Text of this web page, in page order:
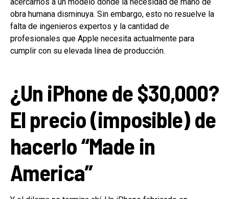
obra humana disminuya. Sin embargo, esto no resuelve la
falta de ingenieros expertos y la cantidad de
profesionales que Apple necesita actualmente para
cumplir con su elevada línea de producción.
¿Un iPhone de $30,000?
El precio (imposible) de
hacerlo “Made in
America”